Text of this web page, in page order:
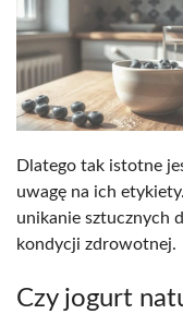
Dlatego tak istotne
uwagę na ich
unikanie sztucznych
kondycji zdrowotnej.
Czy jogurt